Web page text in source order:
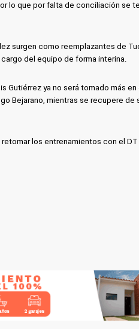
lo que por falta de conciliación se
surgen como reemplazantes de
del equipo de forma interina.
Gutiérrez ya no será tomado más en
Bejarano, mientras se recupere de
los entrenamientos con el DT